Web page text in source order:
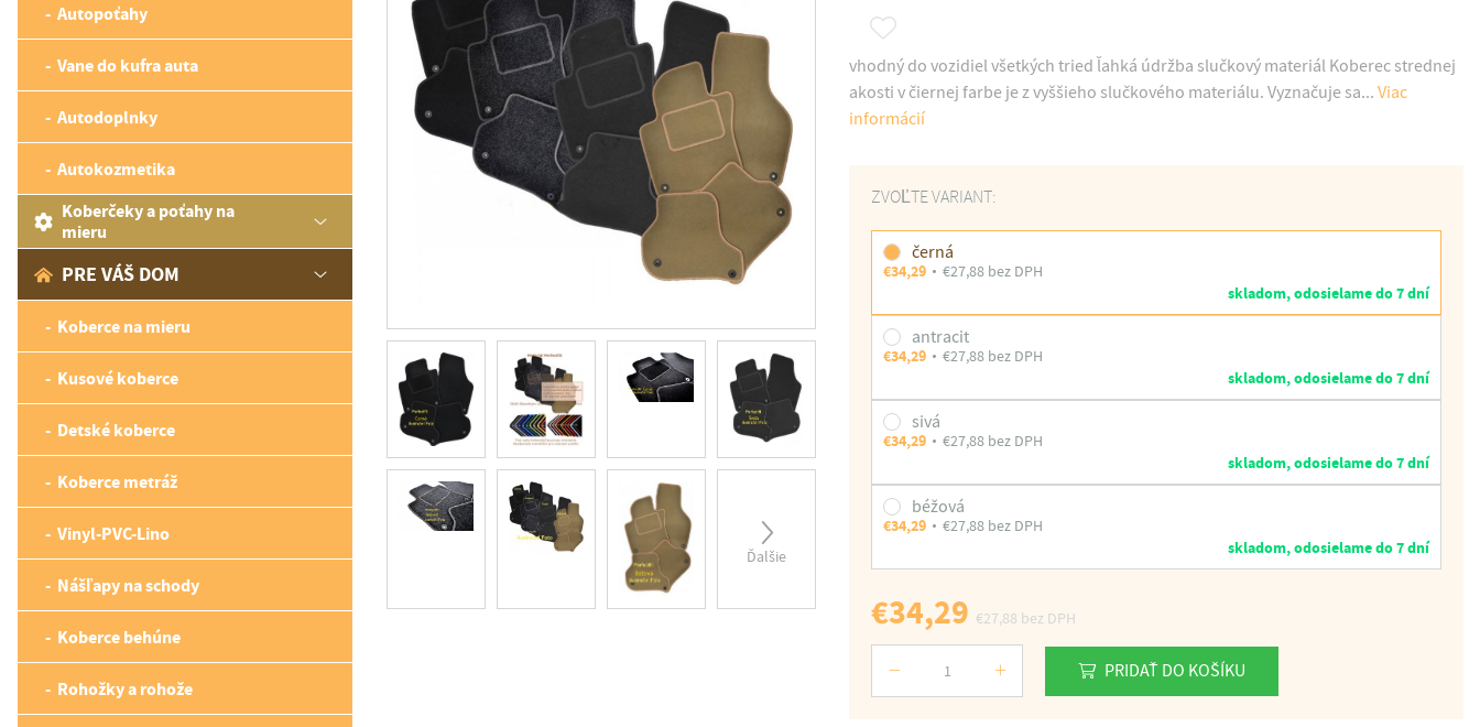
Autopoťahy
Vane do kufra auta
Autodoplnky
Autokozmetika
Koberčeky a poťahy na
mieru
PRE VÁŠ DOM
Koberce na mieru
Kusové koberce
Detské koberce
Koberce metráž
Vinyl-PVC-Lino
Nášľapy na schody
Koberce behúne
Rohožky a rohože
Ďalšie
vhodný do vozidiel všetkých tried ľahká údržba slučkový materiál Koberec strednej
akosti v čiernej farbe je z vyššieho slučkového materiálu. Vyznačuje sa... Viac
informácií
ZVOĽTE VARIANT:
černá
€34,29 €27,88 bez DPH
skladom, odosielame do 7 dní
antracit
€34,29 €27,88 bez DPH
skladom, odosielame do 7 dní
sivá
€34,29 €27,88 bez DPH
skladom, odosielame do 7 dní
béžová
€34,29 €27,88 bez DPH
skladom, odosielame do 7 dní
€34,29 €27,88 bez DPH
PRIDAŤ DO KOŠÍKU